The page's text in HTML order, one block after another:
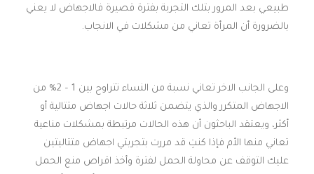
طبيعي بعد المرور بتلك التجربة بفترة قصيرة فالاجهاض لا يعني
بالضرورة أن المرأة تعاني من مشكلات في الانجاب.
وعلى الجانب الاخر تعاني نسبة من النساء تتراوح بين 1 – 2% من
الاجهاض المتكرر والذي يتضمن ثلاثة حالات اجهاض متتالية أو
أكثر، ويعتقد الباحثون أن هذه الحالات مرتبطة بمشكلات مناعية
تعاني منها الأم فإذا كنتِ قد مررت بتجربتي اجهاض متتاليتين
عليك التوقف عن محاولة الحمل لفترة وأخذ اقراص منع الحمل